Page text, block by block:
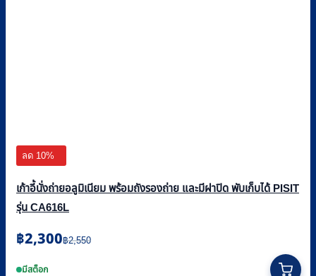
ลด 10%
เก้าอี้นั่งถ่ายอลูมิเนียม พร้อมถังรองถ่าย และมีฝาปิด พับเก็บได้ PISIT
รุ่น CA616L
฿2,550
Original
price
was:
฿2,300
Current
price
is:มีสต็อก